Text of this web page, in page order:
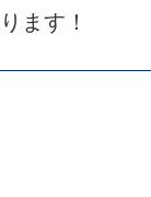
ます！